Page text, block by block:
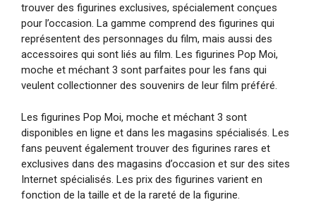
trouver des figurines exclusives, spécialement conçues
pour l’occasion. La gamme comprend des figurines qui
représentent des personnages du film, mais aussi des
accessoires qui sont liés au film. Les figurines Pop Moi,
moche et méchant 3 sont parfaites pour les fans qui
veulent collectionner des souvenirs de leur film préféré.
Les figurines Pop Moi, moche et méchant 3 sont
disponibles en ligne et dans les magasins spécialisés. Les
fans peuvent également trouver des figurines rares et
exclusives dans des magasins d’occasion et sur des sites
Internet spécialisés. Les prix des figurines varient en
fonction de la taille et de la rareté de la figurine.